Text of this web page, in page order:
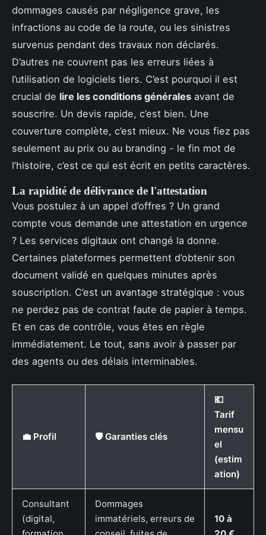
dommages causés par négligence grave, les
infractions au code de la route, ou les sinistres
survenus pendant des travaux non déclarés.
D’autres ne couvrent pas les erreurs liées à
l’utilisation de logiciels tiers. C’est pourquoi il est
crucial de lire les conditions générales avant de
souscrire. Un devis rapide, c’est bien. Une
couverture complète, c’est mieux. Ne vous fiez pas
seulement au prix ou au branding - le fin mot de
l’histoire, c’est ce qui est écrit en petits caractères.
La rapidité de délivrance de l'attestation
Vous postulez à un appel d’offres ? Un grand
compte vous demande une attestation en urgence
? Les services digitaux ont changé la donne.
Certaines plateformes permettent d’obtenir son
document validé en quelques minutes après
souscription. C’est un avantage stratégique : vous
ne perdez pas de contrat faute de papier à temps.
Et en cas de contrôle, vous êtes en règle
immédiatement. Le tout, sans avoir à passer par
des agents ou des délais interminables.
💼 Profil 🛡️ Garanties clés
💶
Tarif
mensu
el
(estim
ation)
Consultant
(digital,
Dommages
immatériels, erreurs de
10 à